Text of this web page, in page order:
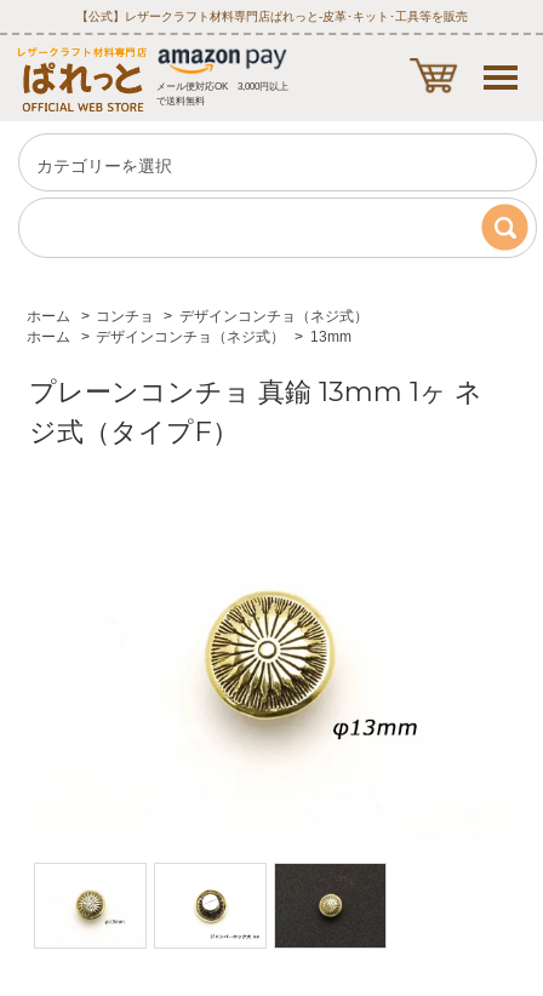
【公式】レザークラフト材料専門店ぱれっと‐皮革･キット･工具等を販売
メール便対応OK 3,000円以上
で送料無料
ホーム > コンチョ > デザインコンチョ（ネジ式）
ホーム
> デザインコンチョ（ネジ式） > 13mm
プレーンコンチョ 真鍮 13mm 1ヶ ネ
ジ式（タイプF）